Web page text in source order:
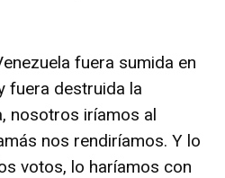
fuera sumida en
fuera destruida la
nosotros iríamos al
nos rendiríamos. Y lo
votos, lo haríamos con